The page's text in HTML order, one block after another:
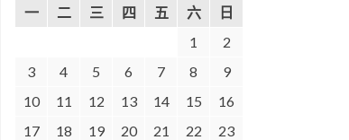
一 二 三 四 五 六
日
1
2
3
4 5 6 7 8
9
10
11 12 13 14 15
16
17
18 19 20 21 22
23